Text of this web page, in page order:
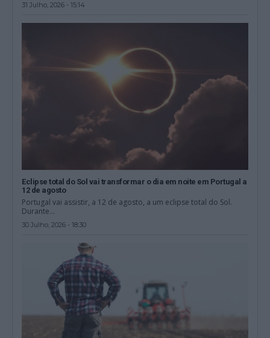
31 Julho, 2026 - 15:14
Eclipse total do Sol vai transformar o dia em noite em Portugal a
12 de agosto
Portugal vai assistir, a 12 de agosto, a um eclipse total do Sol.
Durante...
30 Julho, 2026 - 18:30